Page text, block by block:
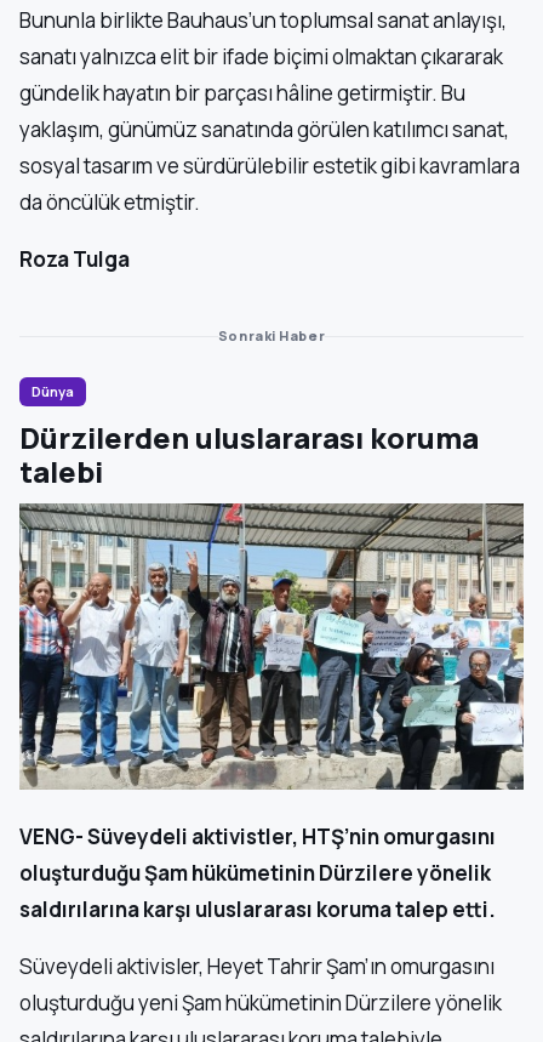
Bununla birlikte Bauhaus’un toplumsal sanat anlayışı,
sanatı yalnızca elit bir ifade biçimi olmaktan çıkararak
gündelik hayatın bir parçası hâline getirmiştir. Bu
yaklaşım, günümüz sanatında görülen katılımcı sanat,
sosyal tasarım ve sürdürülebilir estetik gibi kavramlara
da öncülük etmiştir.
Roza Tulga
Sonraki Haber
Dünya
Dürzilerden uluslararası koruma
talebi
VENG- Süveydeli aktivistler, HTŞ’nin omurgasını
oluşturduğu Şam hükümetinin Dürzilere yönelik
saldırılarına karşı uluslararası koruma talep etti.
Süveydeli aktivisler, Heyet Tahrir Şam’ın omurgasını
oluşturduğu yeni Şam hükümetinin Dürzilere yönelik